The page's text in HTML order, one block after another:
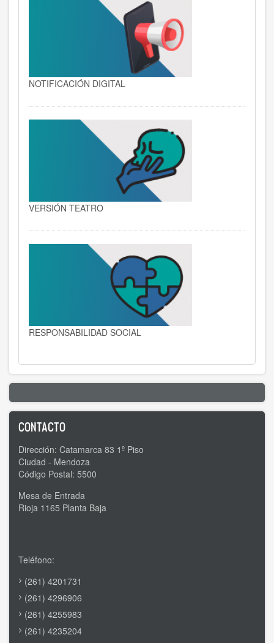
NOTIFICACIÓN DIGITAL
VERSIÓN TEATRO
RESPONSABILIDAD SOCIAL
CONTACTO
Dirección: Catamarca 83 1º Piso
Ciudad - Mendoza
Código Postal: 5500
Mesa de Entrada
Rioja 1165 Planta Baja
Teléfono:
(261) 4201731
(261) 4296906
(261) 4255983
(261) 4235204